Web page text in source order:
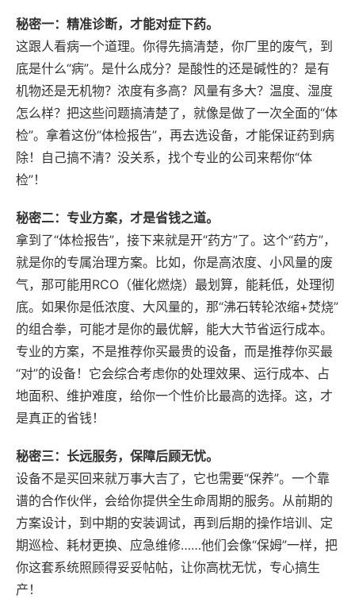
秘密一：精准诊断，才能对症下药。
这跟人看病一个道理。你得先搞清楚，你厂里的废气，到
底是什么“病”。是什么成分？是酸性的还是碱性的？是有
机物还是无机物？浓度有多高？风量有多大？温度、湿度
怎么样？把这些问题搞清楚了，就像是做了一次全面的“体
检”。拿着这份“体检报告”，再去选设备，才能保证药到病
除！自己搞不清？没关系，找个专业的公司来帮你“体
检”！
秘密二：专业方案，才是省钱之道。
拿到了“体检报告”，接下来就是开“药方”了。这个“药方”，
就是你的专属治理方案。比如，你是高浓度、小风量的废
气，那可能用RCO（催化燃烧）最划算，能耗低，处理彻
底。如果你是低浓度、大风量的，那“沸石转轮浓缩+焚烧”
的组合拳，可能才是你的最优解，能大大节省运行成本。
专业的方案，不是推荐你买最贵的设备，而是推荐你买最
“对”的设备！它会综合考虑你的处理效果、运行成本、占
地面积、维护难度，给你一个性价比最高的选择。这，才
是真正的省钱！
秘密三：长远服务，保障后顾无忧。
设备不是买回来就万事大吉了，它也需要“保养”。一个靠
谱的合作伙伴，会给你提供全生命周期的服务。从前期的
方案设计，到中期的安装调试，再到后期的操作培训、定
期巡检、耗材更换、应急维修……他们会像“保姆”一样，把
你这套系统照顾得妥妥帖帖，让你高枕无忧，专心搞生
产！